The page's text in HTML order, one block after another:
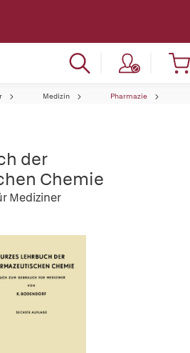
Medizin Pharmazie
der
Chemie
Mediziner